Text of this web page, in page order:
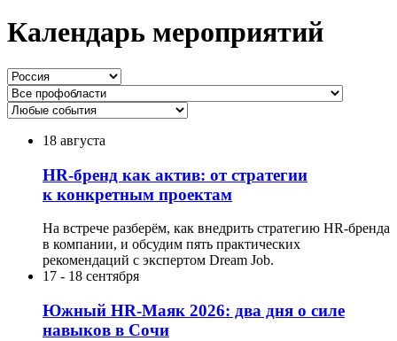
Календарь мероприятий
18 августа
HR-бренд как актив: от стратегии
к конкретным проектам
На встрече разберём, как внедрить стратегию HR-бренда
в компании, и обсудим пять практических
рекомендаций с экспертом Dream Job.
17 - 18 сентября
Южный HR-Маяк 2026: два дня о силе
навыков в Сочи